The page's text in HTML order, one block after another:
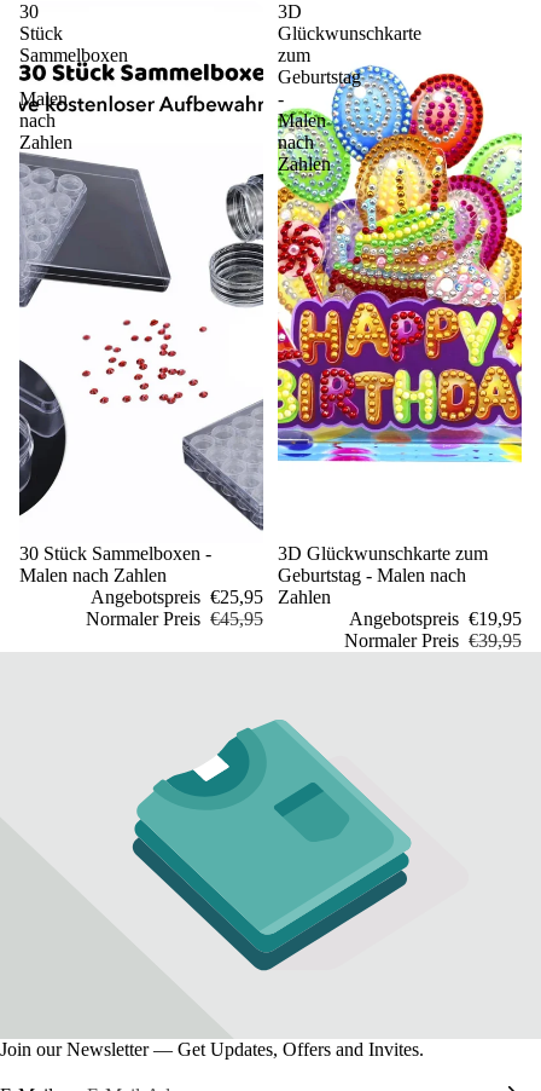
30
Stück
Sammelboxen
-
Malen
nach
Zahlen
Sale
30 Stück Sammelboxen -
Malen nach Zahlen
Angebotspreis €25,95
Normaler Preis €45,95
3D
Glückwunschkarte
zum
Geburtstag
-
Malen
nach
Zahlen
Sale
3D Glückwunschkarte zum
Geburtstag - Malen nach
Zahlen
Angebotspreis €19,95
Normaler Preis €39,95
Join our Newsletter — Get Updates, Offers and Invites.